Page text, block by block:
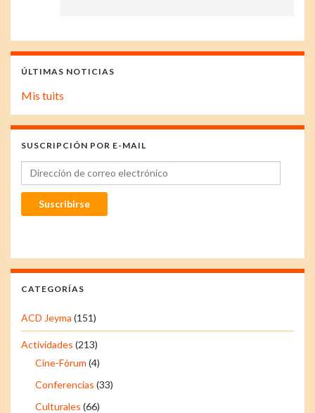
ÚLTIMAS NOTICIAS
Mis tuits
SUSCRIPCIÓN POR E-MAIL
Dirección de correo electrónico
Suscribirse
CATEGORÍAS
ACD Jeyma (151)
Actividades (213)
Cine-Fórum (4)
Conferencias (33)
Culturales (66)